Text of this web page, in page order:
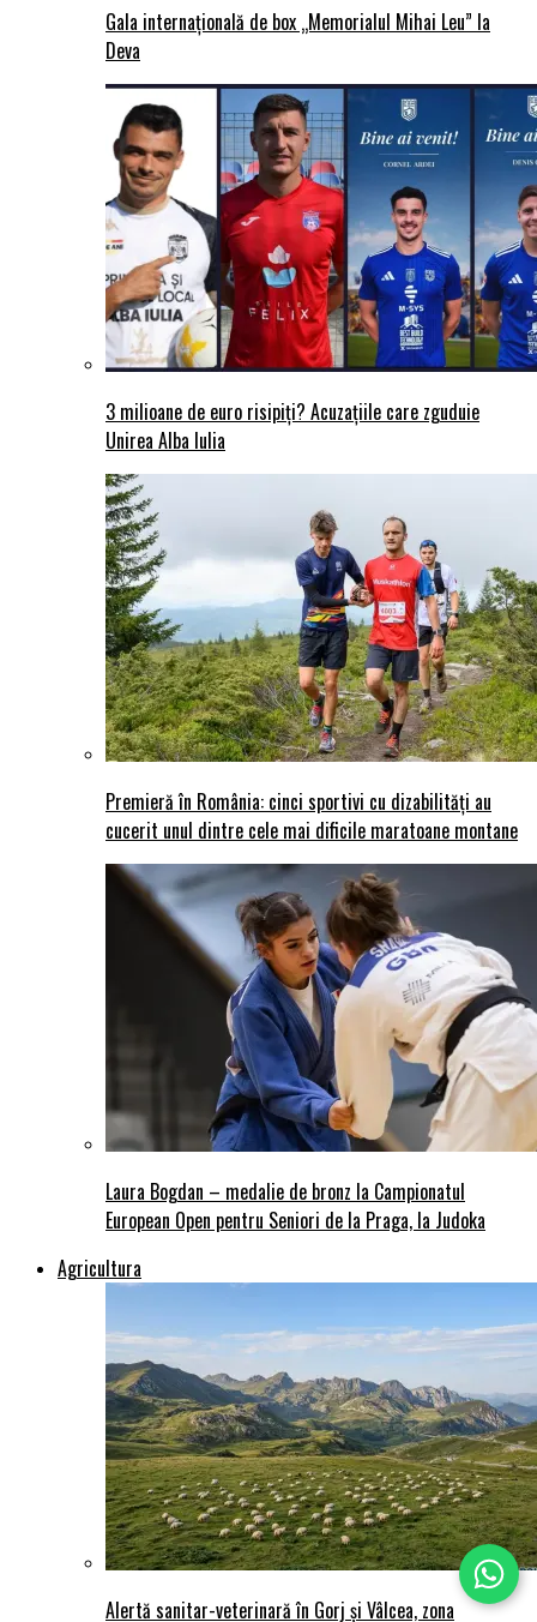
Gala internațională de box „Memorialul Mihai Leu” la
Deva
3 milioane de euro risipiți? Acuzațiile care zguduie
Unirea Alba Iulia
Premieră în România: cinci sportivi cu dizabilități au
cucerit unul dintre cele mai dificile maratoane montane
Laura Bogdan – medalie de bronz la Campionatul
European Open pentru Seniori de la Praga, la Judoka
Agricultura
Alertă sanitar-veterinară în Gorj și Vâlcea, zona